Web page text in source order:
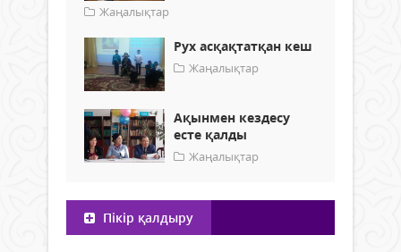
Жаңалықтар
Рух асқақтатқан кеш
Жаңалықтар
Ақынмен кездесу
есте қалды
Жаңалықтар
Пікір қалдыру